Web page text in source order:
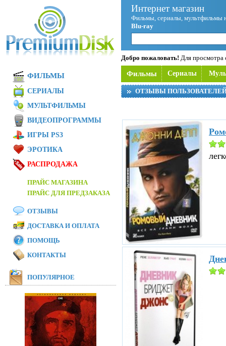
Интернет магазин
Фильмы, сериалы, мультфильмы
Blu-ray
Добро пожаловать! Для просмотра
Фильмы Сериалы
ОТЗЫВЫ
ФИЛЬМЫ
СЕРИАЛЫ
МУЛЬТФИЛЬМЫ
ВИДЕОПРОГРАММЫ
ИГРЫ PS3
ЭРОТИКА
РАСПРОДАЖА
ПРАЙС МАГАЗИНА
ПРАЙС ДЛЯ ПРЕДЗАКАЗА
ОТЗЫВЫ
ДОСТАВКА И ОПЛАТА
ПОМОЩЬ
КОНТАКТЫ
ПОПУЛЯРНОЕ